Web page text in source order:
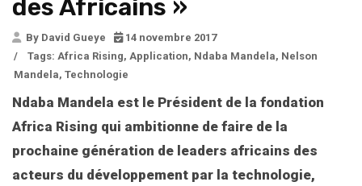
des Africains »
By David Gueye
14 novembre 2017
/
Tags: Africa Rising, Application, Ndaba Mandela, Nelson
Mandela, Technologie
Ndaba Mandela est le Président de la fondation
Africa Rising qui ambitionne de faire de la
prochaine génération de leaders africains des
acteurs du développement par la technologie,